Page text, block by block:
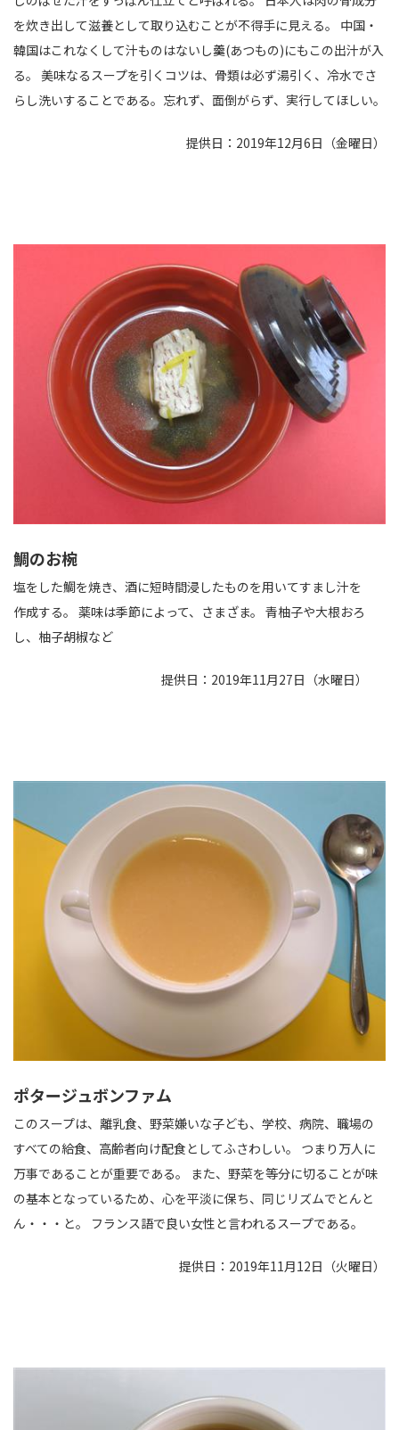
を炊き出して滋養として取り込むことが不得手に見える。 中国・
韓国はこれなくして汁ものはないし羹(あつもの)にもこの出汁が入
る。 美味なるスープを引くコツは、骨類は必ず湯引く、冷水でさ
らし洗いすることである。忘れず、面倒がらず、実行してほしい。
提供日：2019年12月6日（金曜日）
鯛のお椀
塩をした鯛を焼き、酒に短時間浸したものを用いてすまし汁を
作成する。 薬味は季節によって、さまざま。 青柚子や大根おろ
し、柚子胡椒など
提供日：2019年11月27日（水曜日）
ポタージュボンファム
このスープは、離乳食、野菜嫌いな子ども、学校、病院、職場の
すべての給食、高齢者向け配食としてふさわしい。 つまり万人に
万事であることが重要である。 また、野菜を等分に切ることが味
の基本となっているため、心を平淡に保ち、同じリズムでとんと
ん・・・と。 フランス語で良い女性と言われるスープである。
提供日：2019年11月12日（火曜日）